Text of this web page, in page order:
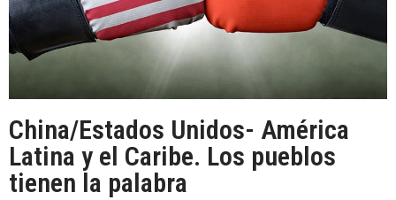
China/Estados Unidos- América
Latina y el Caribe. Los pueblos
tienen la palabra